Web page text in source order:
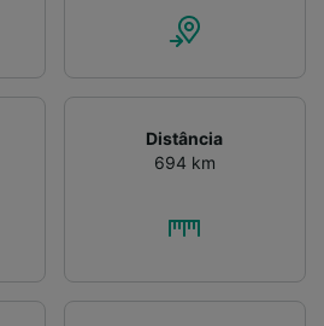
Distância
694 km
as características do
Armazenar e/ou
de serviços..